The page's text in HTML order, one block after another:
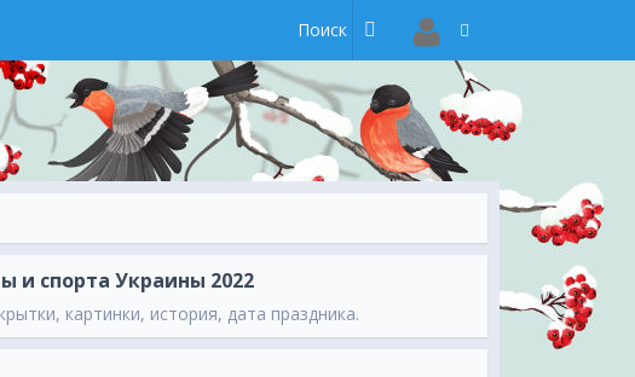
и спорта Украины 2022
картинки, история, дата праздника.